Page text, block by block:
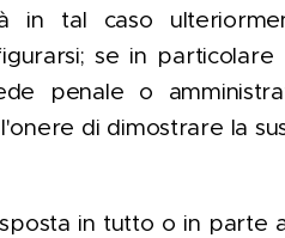
in tal caso
se in
penale o
di dimostrare la
in tutto o in parte